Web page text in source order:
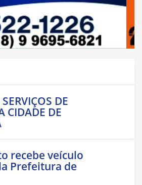
DE
CIDADE DE
recebe veículo
Prefeitura de